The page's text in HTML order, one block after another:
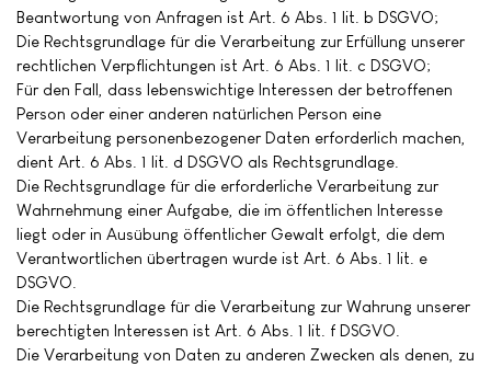
Beantwortung von Anfragen ist Art. 6 Abs. 1 lit. b DSGVO;
Die Rechtsgrundlage für die Verarbeitung zur Erfüllung unserer
rechtlichen Verpflichtungen ist Art. 6 Abs. 1 lit. c DSGVO;
Für den Fall, dass lebenswichtige Interessen der betroffenen
Person oder einer anderen natürlichen Person eine
Verarbeitung personenbezogener Daten erforderlich machen,
dient Art. 6 Abs. 1 lit. d DSGVO als Rechtsgrundlage.
Die Rechtsgrundlage für die erforderliche Verarbeitung zur
Wahrnehmung einer Aufgabe, die im öffentlichen Interesse
liegt oder in Ausübung öffentlicher Gewalt erfolgt, die dem
Verantwortlichen übertragen wurde ist Art. 6 Abs. 1 lit. e
DSGVO.
Die Rechtsgrundlage für die Verarbeitung zur Wahrung unserer
berechtigten Interessen ist Art. 6 Abs. 1 lit. f DSGVO.
Die Verarbeitung von Daten zu anderen Zwecken als denen, zu